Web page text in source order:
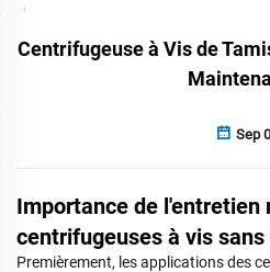
Centrifugeuse à Vis de
Sep
Importance de l'entretien
centrifugeuses à vis
Premièrement, les applications des